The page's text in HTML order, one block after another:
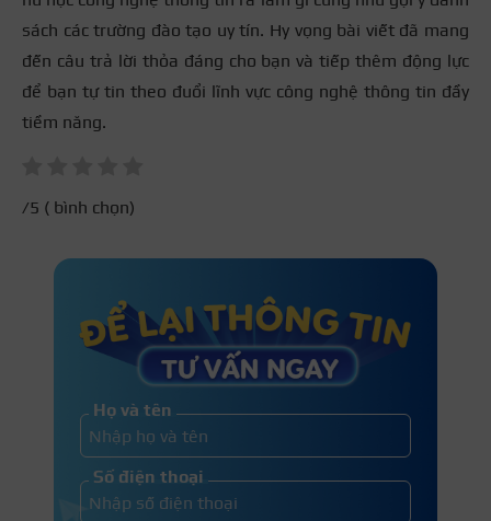
sách các trường đào tạo uy tín. Hy vọng bài viết đã mang
đến câu trả lời thỏa đáng cho bạn và tiếp thêm động lực
để bạn tự tin theo đuổi lĩnh vực công nghệ thông tin đầy
tiềm năng.
/5 ( bình chọn)
Họ và tên
Số điện thoại